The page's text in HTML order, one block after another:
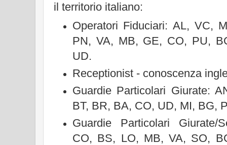
il territorio italiano:
Operatori Fiduciari: AL, VC,
PN, VA, MB, GE, CO, PU,
UD.
Receptionist - conoscenza
Guardie Particolari Giurate:
BT, BR, BA, CO, UD, MI, BG,
Guardie Particolari Giurate/
CO, BS, LO, MB, VA, SO,